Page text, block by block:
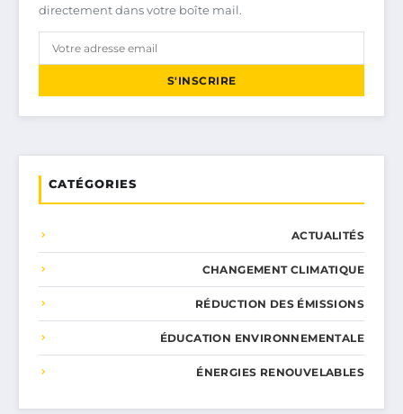
directement dans votre boîte mail.
S'INSCRIRE
CATÉGORIES
ACTUALITÉS
CHANGEMENT CLIMATIQUE
RÉDUCTION DES ÉMISSIONS
ÉDUCATION ENVIRONNEMENTALE
ÉNERGIES RENOUVELABLES